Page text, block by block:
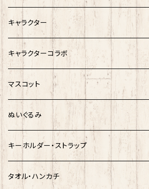
キャラクター
サンリオキャラクター
キティ
シナモロール
クロミ
ハンギョドン
ネコムネandシバ
モケケ
ゆきお
ホヤぼーや
キャラクターコラボ
サンリオ×おえかきさん
新幹線×ご当地ベア
サンリオ×ネコムネandシバ
楽天ゴールデンイーグルス×ネコムネandシバ
マスコット
ゆきお
モケケ
ご当地ベア
ぬいぐるみ
ホヤぼーや
その他
キーホルダー・ストラップ
ポプテピピック
タオル・ハンカチ